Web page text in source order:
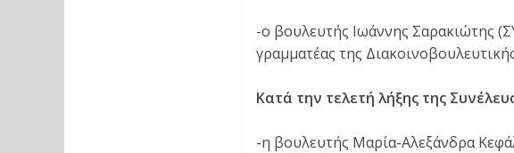
-ο βουλευτής Ιωάννης Σαρακιώτης
γραμματέας της
Κατά την τελετή λήξης της
-η βουλευτής Μαρία-Αλεξάνδρα